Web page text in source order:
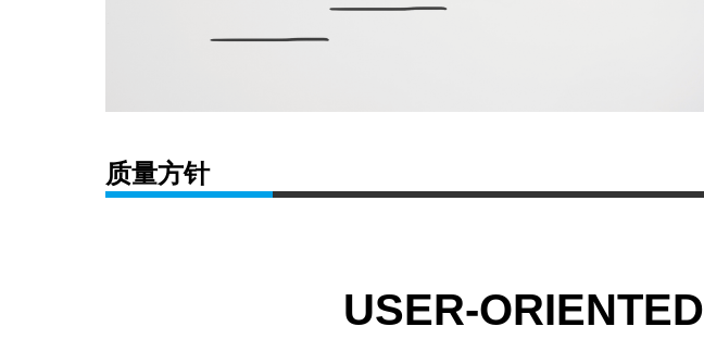
质量方针
USER-ORIENTED